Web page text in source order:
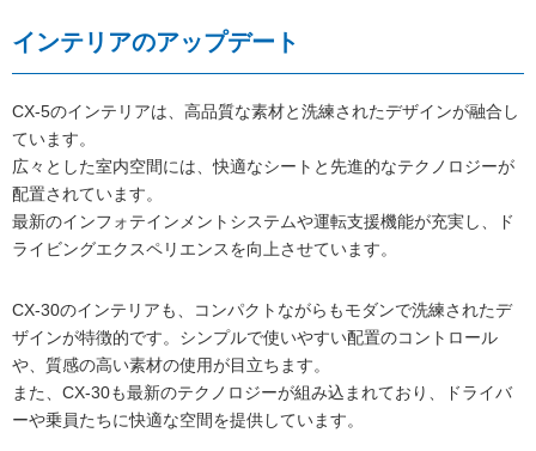
インテリアのアップデート
CX-5のインテリアは、高品質な素材と洗練されたデザインが融合し
ています。
広々とした室内空間には、快適なシートと先進的なテクノロジーが
配置されています。
最新のインフォテインメントシステムや運転支援機能が充実し、ド
ライビングエクスペリエンスを向上させています。
CX-30のインテリアも、コンパクトながらもモダンで洗練されたデ
ザインが特徴的です。シンプルで使いやすい配置のコントロール
や、質感の高い素材の使用が目立ちます。
また、CX-30も最新のテクノロジーが組み込まれており、ドライバ
ーや乗員たちに快適な空間を提供しています。